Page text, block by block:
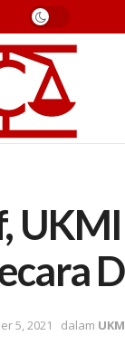
UKMI
5, 2021 dalam UKM